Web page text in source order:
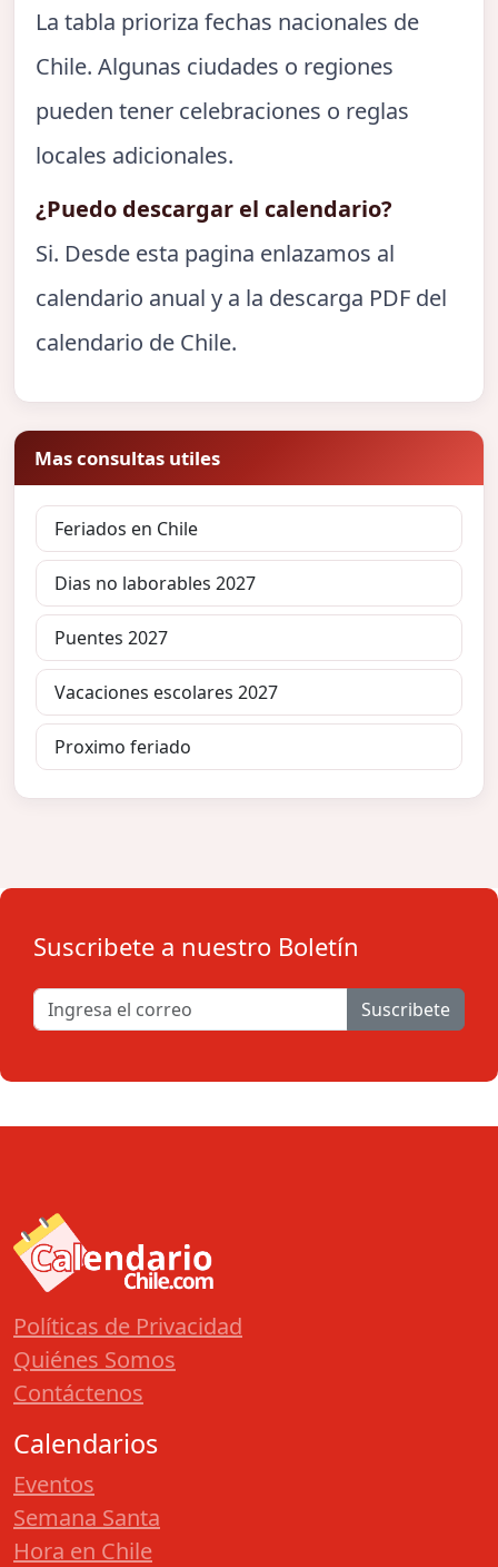
La tabla prioriza fechas nacionales de
Chile. Algunas ciudades o regiones
pueden tener celebraciones o reglas
locales adicionales.
¿Puedo descargar el calendario?
Si. Desde esta pagina enlazamos al
calendario anual y a la descarga PDF del
calendario de Chile.
Mas consultas utiles
Feriados en Chile
Dias no laborables 2027
Puentes 2027
Vacaciones escolares 2027
Proximo feriado
Suscribete a nuestro Boletín
Suscribete
Políticas de Privacidad
Quiénes Somos
Contáctenos
Calendarios
Eventos
Semana Santa
Hora en Chile